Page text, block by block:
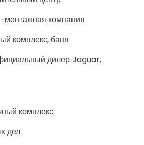
монтажная компания
комплекс, баня
дилер Jaguar,
комплекс
дел